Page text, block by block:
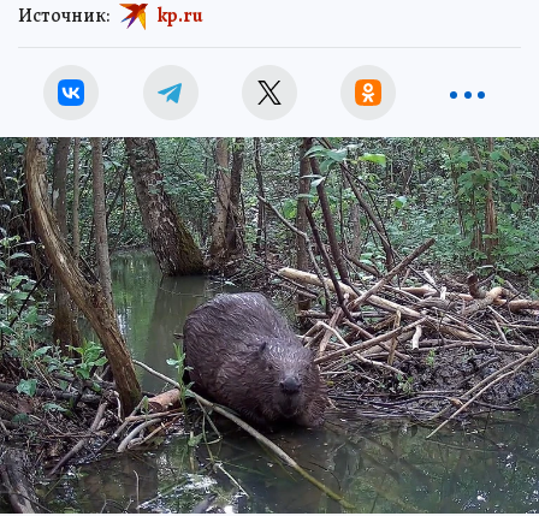
Источник: kp.ru